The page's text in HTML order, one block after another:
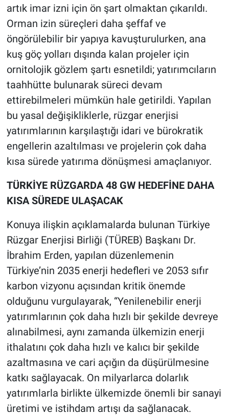
artık imar izni için ön şart olmaktan çıkarıldı.
Orman izin süreçleri daha şeffaf ve
öngörülebilir bir yapıya kavuşturulurken, ana
kuş göç yolları dışında kalan projeler için
ornitolojik gözlem şartı esnetildi; yatırımcıların
taahhütte bulunarak süreci devam
ettirebilmeleri mümkün hale getirildi. Yapılan
bu yasal değişikliklerle, rüzgar enerjisi
yatırımlarının karşılaştığı idari ve bürokratik
engellerin azaltılması ve projelerin çok daha
kısa sürede yatırıma dönüşmesi amaçlanıyor.
TÜRKİYE RÜZGARDA 48 GW HEDEFİNE DAHA
KISA SÜREDE ULAŞACAK
Konuya ilişkin açıklamalarda bulunan Türkiye
Rüzgar Enerjisi Birliği (TÜREB) Başkanı Dr.
İbrahim Erden, yapılan düzenlemenin
Türkiye’nin 2035 enerji hedefleri ve 2053 sıfır
karbon vizyonu açısından kritik önemde
olduğunu vurgulayarak, “Yenilenebilir enerji
yatırımlarının çok daha hızlı bir şekilde devreye
alınabilmesi, aynı zamanda ülkemizin enerji
ithalatını çok daha hızlı ve kalıcı bir şekilde
azaltmasına ve cari açığın da düşürülmesine
katkı sağlayacak. On milyarlarca dolarlık
yatırımlarla birlikte ülkemizde önemli bir sanayi
üretimi ve istihdam artışı da sağlanacak.